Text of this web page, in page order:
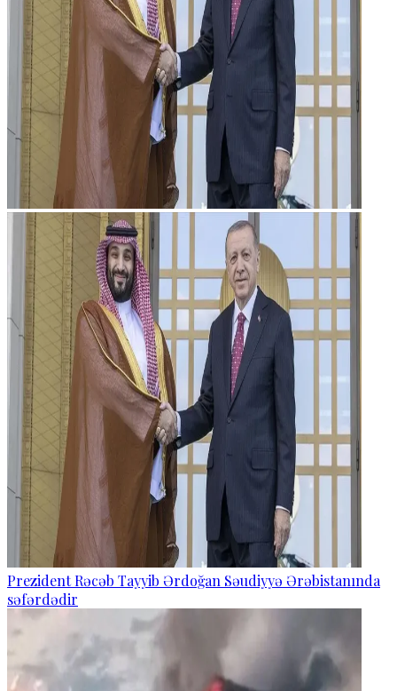
Prezident Rəcəb Tayyib Ərdoğan Səudiyyə Ərəbistanında
səfərdədir